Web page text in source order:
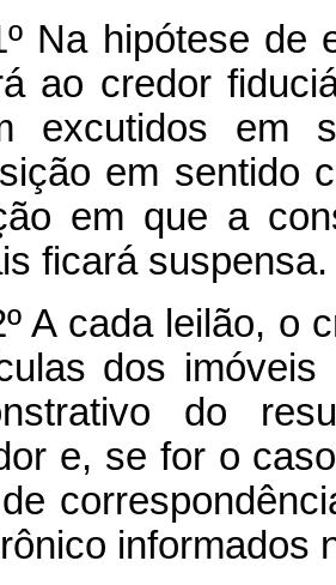
Na hipótese de
ao credor
excutidos em
em sentido
em que a
ficará suspensa.
A cada leilão, o
dos
do
e, se for o
informados